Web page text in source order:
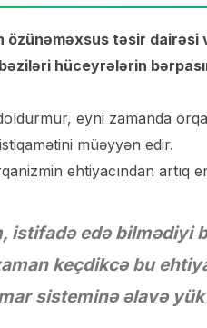
özünəməxsus təsir dairəsi
hüceyrələrin
eyni zamanda
müəyyən edir.
ehtiyacından artıq
istifadə edə bilmədiyi
keçdikcə bu
sisteminə əlavə